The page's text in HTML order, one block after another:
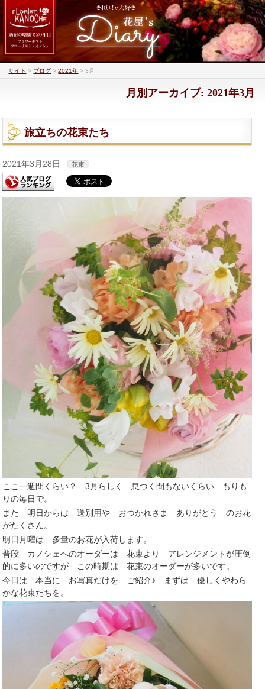
サイト > ブログ >2021年 >3月
月別アーカイブ: 2021年3月
旅立ちの花束たち
2021年3月28日 花束
ここ一週間くらい？ 3月らしく 息つく間もないくらい もりも
りの毎日で。
また 明日からは 送別用や おつかれさま ありがとう のお花
がたくさん。
明日月曜は 多量のお花が入荷します。
普段 カノシェへのオーダーは 花束より アレンジメントが圧倒
的に多いのですが この時期は 花束のオーダーが多いです。
今日は 本当に お写真だけを ご紹介♪ まずは 優しくやわら
かな花束たちを。